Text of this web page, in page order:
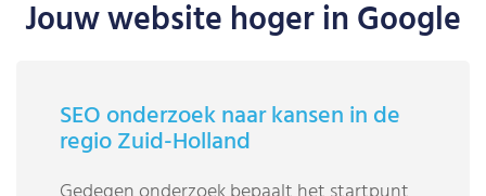
Jouw website hoger in Google
SEO onderzoek naar kansen in de
regio Zuid-Holland